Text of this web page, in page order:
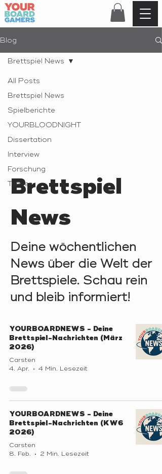
Blog
All Posts
Brettspiel News
Spielberichte
YOURBLOODNIGHT
Dissertation
Interview
Forschung
Turnier
Brettspiel News
Brettspiel
News
Deine wöchentlichen
News über die Welt der
Brettspiele. Schau rein
und bleib informiert!
YOURBOARDNEWS - Deine
Brettspiel-Nachrichten (März
2026)
Carsten
4. Apr.
4 Min. Lesezeit
YOURBOARDNEWS - Deine
Brettspiel-Nachrichten (KW6
2026)
Carsten
8. Feb.
2 Min. Lesezeit